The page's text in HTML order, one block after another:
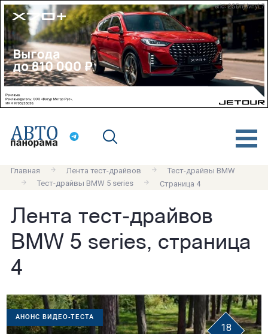
erid: 2SDnjdvnyL7
Главная Лента тест-драйвов
Тест-драйвы BMW
Тест-драйвы BMW 5 series
Страница 4
Лента тест-драйвов
BMW 5 series, страница
4
АНОНС ВИДЕО-ТЕСТА
18